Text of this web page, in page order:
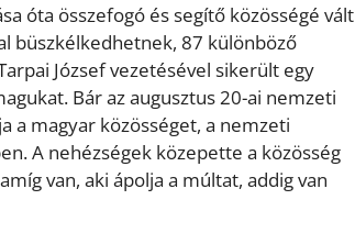
óta összefogó és segítő közösségé vált
büszkélkedhetnek, 87 különböző
József vezetésével sikerült egy
Bár az augusztus 20-ai nemzeti
a magyar közösséget, a nemzeti
A nehézségek közepette a közösség
van, aki ápolja a múltat, addig van